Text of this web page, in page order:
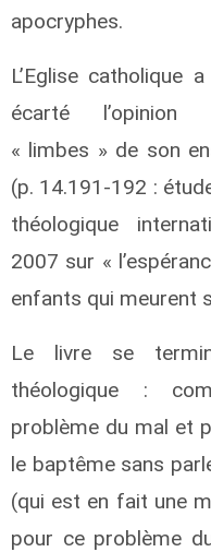
apocryphes.
L’Eglise catholique
écarté l’opinion
« limbes » de son
(p. 14.191-192 :
théologique
2007 sur «
enfants qui meurent
Le livre se
théologique :
problème du mal et
le baptême sans
(qui est en fait une
pour ce problème